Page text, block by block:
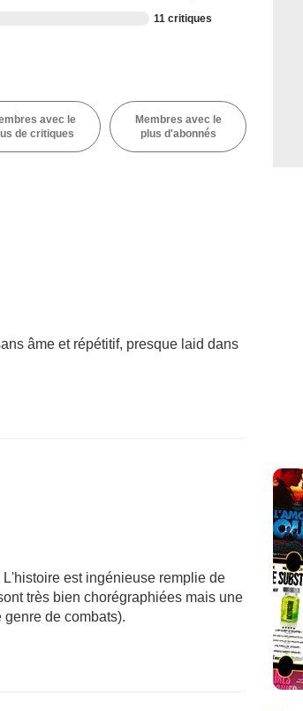
11 critiques
avec le
de critiques
Membres avec le
plus d'abonnés
âme et répétitif, presque laid dans
est ingénieuse remplie de
très bien chorégraphiées mais une
de combats).